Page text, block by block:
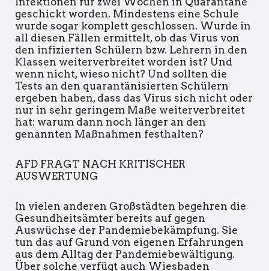
geschickt worden. Mindestens eine Schule
wurde sogar komplett geschlossen. Wurde in
all diesen Fällen ermittelt, ob das Virus von
den infizierten Schülern bzw. Lehrern in den
Klassen weiterverbreitet worden ist? Und
wenn nicht, wieso nicht? Und sollten die
Tests an den quarantänisierten Schülern
ergeben haben, dass das Virus sich nicht oder
nur in sehr geringem Maße weiterverbreitet
hat: warum dann noch länger an den
genannten Maßnahmen festhalten?
AFD FRAGT NACH KRITISCHER
AUSWERTUNG
In vielen anderen Großstädten begehren die
Gesundheitsämter bereits auf gegen
Auswüchse der Pandemiebekämpfung. Sie
tun das auf Grund von eigenen Erfahrungen
aus dem Alltag der Pandemiebewältigung.
Über solche verfügt auch Wiesbaden